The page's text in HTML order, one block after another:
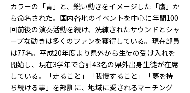
カラーの「青」と、鋭い動きをイメージした「鷹」か
ら命名された。国内各地のイベントを中心に年間100
回前後の演奏活動を続け、洗練されたサウンドとシャ
ープな動きは多くのファンを獲得している。現在部員
は77名。平成20年度より県外から生徒の受け入れを
開始し、現在3学年で合計43名の県外出身生徒が在席
している。「走ること」「我慢すること」「夢を持
ち続ける事」を部訓に、地域に愛されるマーチング